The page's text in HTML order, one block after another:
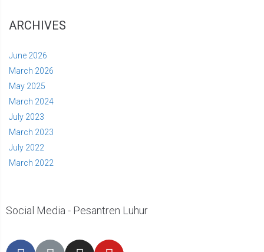
ARCHIVES
June 2026
March 2026
May 2025
March 2024
July 2023
March 2023
July 2022
March 2022
Social Media - Pesantren Luhur